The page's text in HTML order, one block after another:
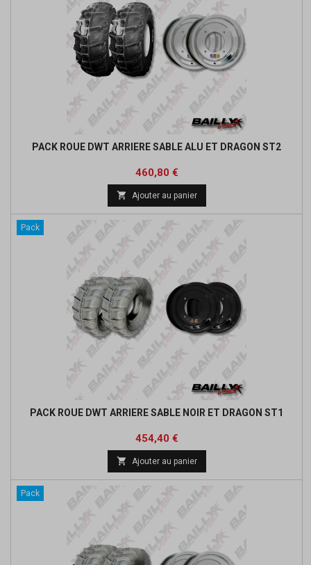
PACK ROUE DWT ARRIERE SABLE ALU ET DRAGON ST2
Prix
460,80 €Prix
de
base
 Ajouter au panier
Pack
PACK ROUE DWT ARRIERE SABLE NOIR ET DRAGON ST1
Prix
454,40 €Prix
de
base
 Ajouter au panier
Pack